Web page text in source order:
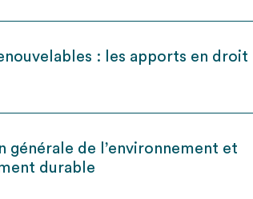
: les apports en droit
générale de l’environnement et
durable